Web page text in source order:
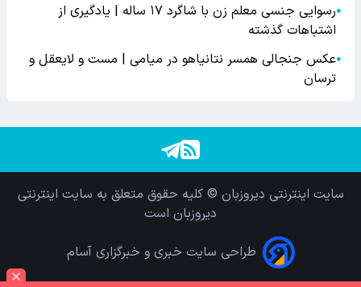
●
رسوایی جنسی معلم زن با شاگرد ۱۷ ساله | یادگیری از
اشتباهات گذشته
●عکس جنجالی همسر نتانیاهو در میامی | مست و لایعقل و
ترسان
سایت اینترنتی دیروزبان © کلیه حقوق متعلق به سایت اینترنتی
دیروزبان است
طراحی سایت خبری و خبرگزاری آسام